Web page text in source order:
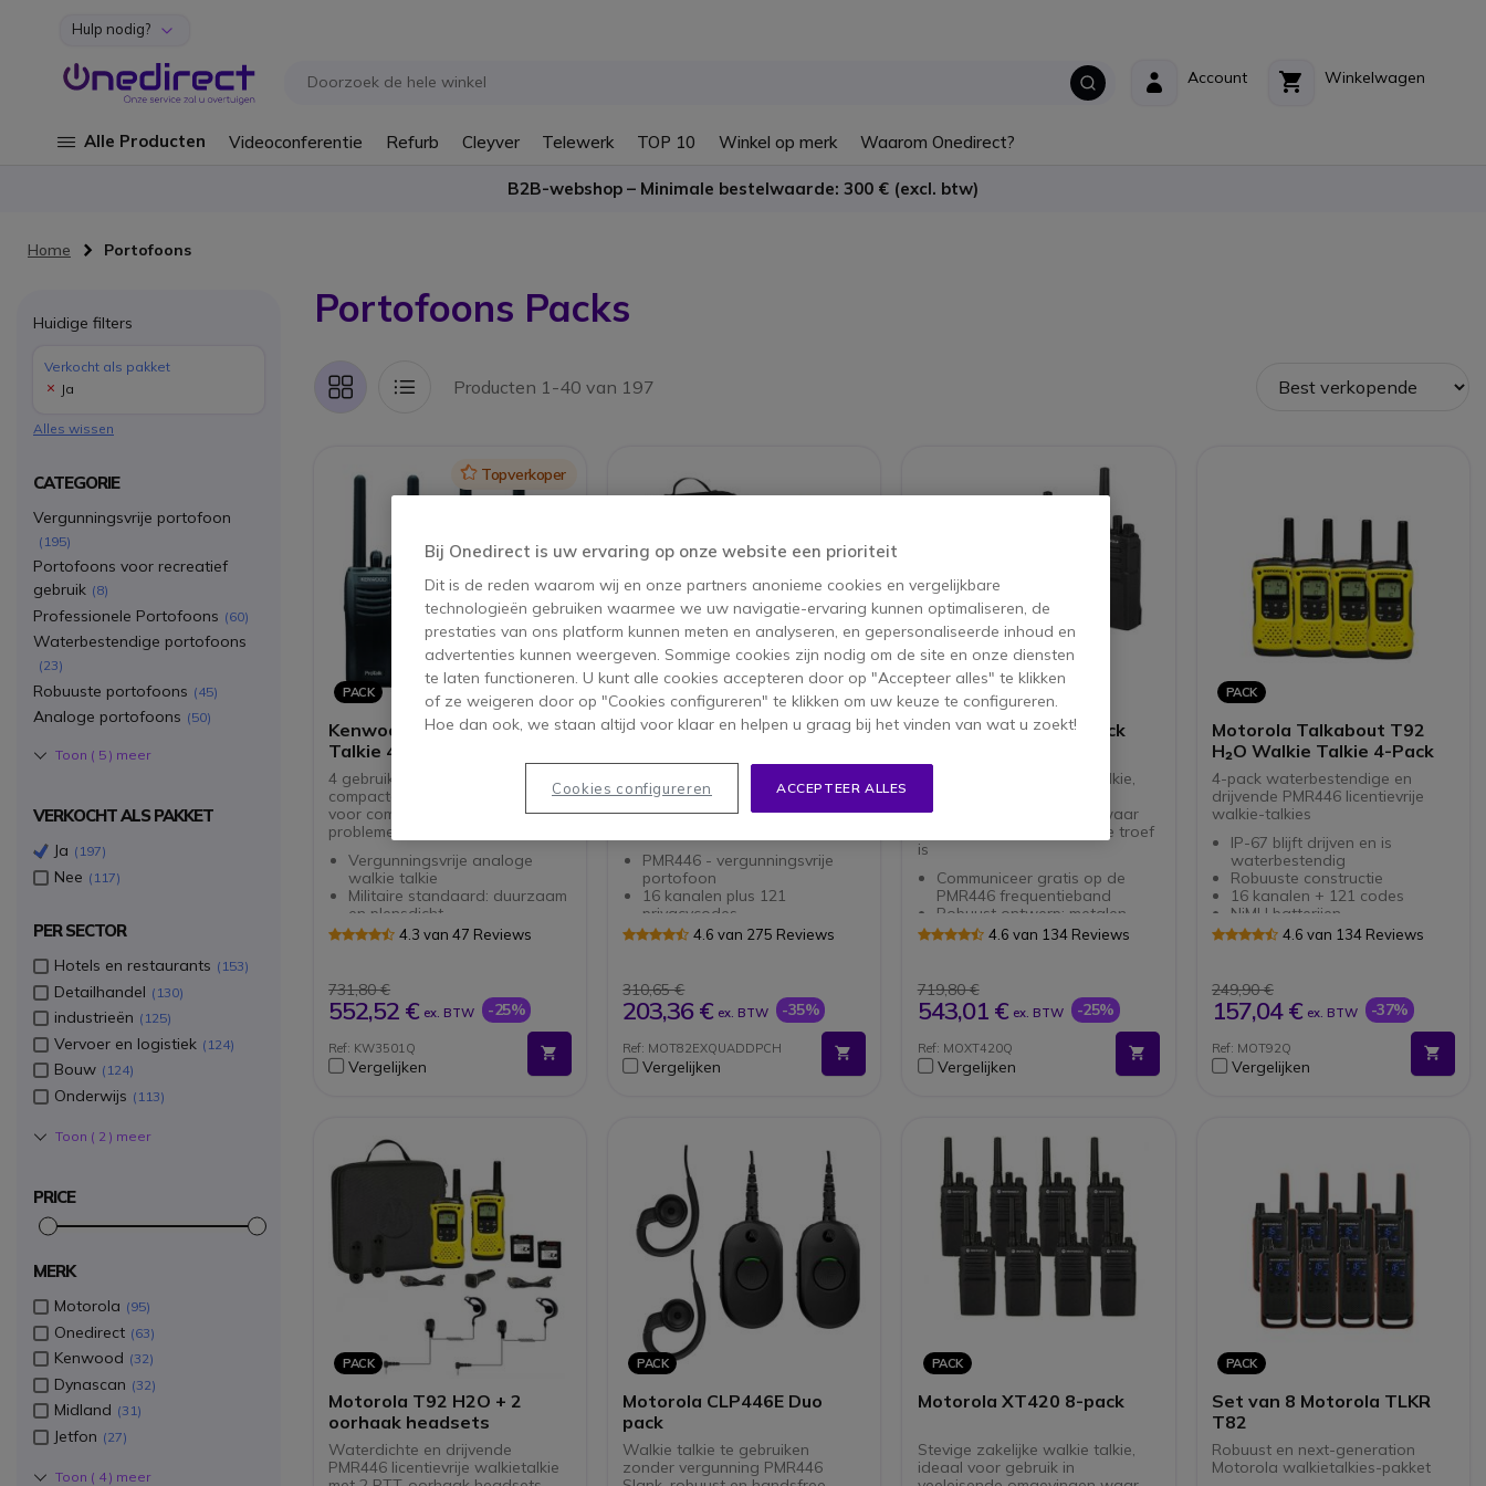
Ga naar de inhoud
Hulp nodig?
Winkelwagen
Account
Alle Producten Videoconferentie Refurb Cleyver Telewerk TOP 10 Winkel op merk Waarom Onedirect?
B2B-webshop – Minimale bestelwaarde: 300 € (excl. btw)
Home Portofoons
Portofoons Packs
Foto- Lijst Producten 1-40 van 197
IconTopverkoper
PACK
Kenwood TK-3501 Walkie
Talkie 4-pack
4 gebruiksvriendelijke en
compacte PMR446 walkie talkies
voor communicatie zonder
problemen
Vergunningsvrije analoge
walkie talkie
Militaire standaard: duurzaam
en plensdicht
Eenvoudig compact design
4.3 van 47 Reviews
731,80 €
552,52 € ex. BTW -25%
Ref: KW3501Q
Vergelijken
Motorola Talkabout T82
Bureau Laders
4-Pack Motorola Talkabout T82
Extreme, een geweldige
aanvulling op uw avonturen, met
PMR446 - vergunningsvrije
portofoon
16 kanalen plus 121
privacycodes
IVox functie - Handsfree
Waterbestendig IPX4
Met draagtas
Slot lege batterij
Inclusief 4x Bureau laders
4.6 van 275 Reviews
310,65 €
203,36 € ex. BTW -35%
Ref: MOT82EXQUADDPCH
Vergelijken
Motorola XT420 4-Pack
Stevige zakelijke walkie talkie,
veeleisende omgevingen waar
betrouwbare communicatie troef
is
Communiceer gratis op de
PMR446 frequentieband
Robuust ontwerp: metalen
behuizing - stof- en
luide omgevingen
Bereik tot 9 km 13
verdiepingen en meer dan
16.000m² in ideale condities
VOX/iVOX-functie - handsfree
4.6 van 134 Reviews
719,80 €
543,01 € ex. BTW -25%
Ref: MOXT420Q
Vergelijken
PACK
Motorola Talkabout T92
H₂O Walkie Talkie 4-Pack
4-pack waterbestendige en
drijvende PMR446 licentievrije
walkie-talkies
IP-67 blijft drijven en is
waterbestendig
Robuuste constructie
16 kanalen + 121 codes
NiMH batterijen
Tot 10km bereik in de meest
4.6 van 134 Reviews
249,90 €
157,04 € ex. BTW -37%
Ref: MOT92Q
Vergelijken
PACK
Motorola T92 H2O + 2
oorhaak headsets
Waterdichte en drijvende
PMR446 licentievrije walkietalkie
PACK
Motorola CLP446E Duo
pack
Walkie talkie te gebruiken
zonder vergunning PMR446
PACK
Motorola XT420 8-pack
Stevige zakelijke walkie talkie,
ideaal voor gebruik in
PACK
Set van 8 Motorola TLKR
T82
Robuust en next-generation
Motorola walkietalkies-pakket
Huidige filters
Verkocht als pakket
Ja
Alles wissen
CATEGORIE
Vergunningsvrije portofoon
195
Portofoons voor recreatief
gebruik
8
Professionele Portofoons 60
Waterbestendige portofoons
23
Robuuste portofoons 45
Analoge portofoons 50
Toon ( 5 ) meer
VERKOCHT ALS PAKKET
Ja 197
Nee 117
PER SECTOR
Hotels en restaurants 153
Detailhandel 130
industrieën 125
Vervoer en logistiek 124
Bouw 124
Onderwijs 113
Toon ( 2 ) meer
PRICE
MERK
Motorola 95
Onedirect 63
Kenwood 32
Dynascan 32
Midland 31
Jetfon 27
Toon ( 4 ) meer
Bij Onedirect is uw ervaring op onze website een prioriteit
Dit is de reden waarom wij en onze partners anonieme cookies en vergelijkbare
technologieën gebruiken waarmee we uw navigatie-ervaring kunnen optimaliseren, de
prestaties van ons platform kunnen meten en analyseren, en gepersonaliseerde inhoud en
advertenties kunnen weergeven. Sommige cookies zijn nodig om de site en onze diensten
te laten functioneren. U kunt alle cookies accepteren door op "Accepteer alles" te klikken
of ze weigeren door op "Cookies configureren" te klikken om uw keuze te configureren.
Hoe dan ook, we staan altijd voor klaar en helpen u graag bij het vinden van wat u zoekt!
ACCEPTEER ALLES
Cookies configureren